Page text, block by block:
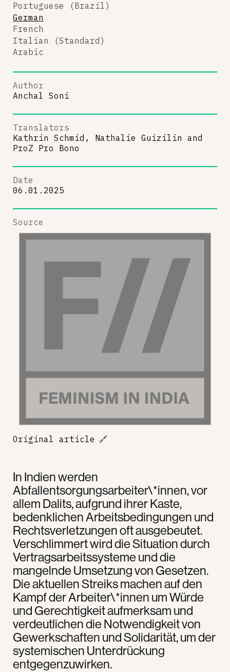
In Indien werden
Abfallentsorgungsarbeiter\*innen, vor
allem Dalits, aufgrund ihrer Kaste,
bedenklichen Arbeitsbedingungen und
Rechtsverletzungen oft ausgebeutet.
Verschlimmert wird die Situation durch
Vertragsarbeitssysteme und die
mangelnde Umsetzung von Gesetzen.
Die aktuellen Streiks machen auf den
Kampf der Arbeiter\*innen um Würde
und Gerechtigkeit aufmerksam und
verdeutlichen die Notwendigkeit von
Gewerkschaften und Solidarität, um der
systemischen Unterdrückung
entgegenzuwirken.
Portuguese (Brazil)
German
French
Italian (Standard)
Arabic
Author
Anchal Soni
Translators
Kathrin Schmid, Nathalie Guizilin and
ProZ Pro Bono
Date
06.01.2025
Source
Original article 🔗